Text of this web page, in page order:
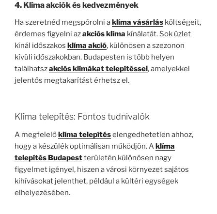
4. Klíma akciók és kedvezmények
Ha szeretnéd megspórolni a klíma vásárlás költségeit,
érdemes figyelni azakciós klíma kínálatát. Sok üzlet
kínál időszakos klíma akció, különösen a szezonon
kívüli időszakokban. Budapesten is több helyen
találhatszakciós klímákat telepítéssel , amelyekkel
jelentős megtakarítást érhetsz el.
Klíma telepítés: Fontos tudnivalók
A megfelelő klíma telepítéselengedhetetlen ahhoz,
hogy a készülék optimálisan működjön. A klíma
telepítés Budapestterületén különösen nagy
figyelmet igényel, hiszen a városi környezet sajátos
kihívásokat jelenthet, például a kültéri egységek
elhelyezésében.